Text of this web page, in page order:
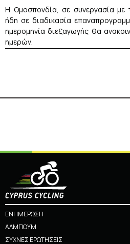
Η Ομοσπονδία, σε συνεργασία με
ήδη σε διαδικασία
ημερομηνία διεξαγωγής θα
ημερών.
ΕΝΗΜΕΡΩΣΗ
ΑΛΜΠΟΥΜ
ΣΥΧΝΕΣ ΕΡΩΤΗΣΕΙΣ